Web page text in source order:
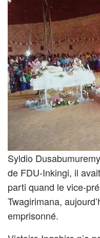
Syldio
de FDU-Inkingi, il
parti quand le vice-
Twagirimana,
emprisonné.